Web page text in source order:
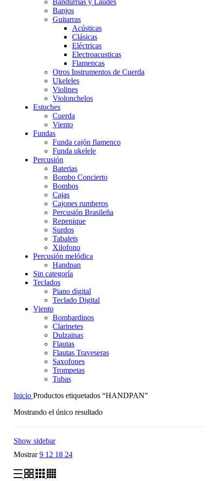
Banjos
Guitarras
Acústicas
Clásicas
Eléctricas
Electroacusticas
Flamencas
Otros Instrumentos de Cuerda
Ukeleles
Violines
Violonchelos
Estuches
Cuerda
Viento
Fundas
Funda cajón flamenco
Funda ukelele
Percusión
Baterias
Bombo Concierto
Bombos
Cajas
Cajones rumberos
Percusión Brasileña
Repenique
Surdos
Tabalets
Xilofono
Percusión melódica
Handpan
Sin categoría
Teclados
Piano digital
Teclado Digital
Viento
Bombardinos
Clarinetes
Dulzainas
Flautas
Flautas Traveseras
Saxofones
Trompetas
Tubas
Inicio Productos etiquetados “HANDPAN”
Mostrando el único resultado
Show sidebar
Mostrar9 12 18 24